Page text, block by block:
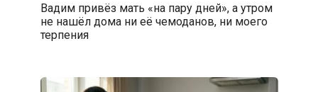
Вадим привёз мать «на пару дней», а утром
не нашёл дома ни её чемоданов, ни моего
терпения